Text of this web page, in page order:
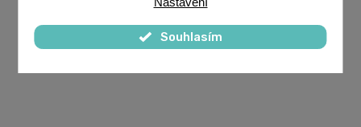
Souhlasím